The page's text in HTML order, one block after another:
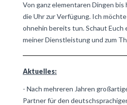
Von ganz elementaren Dingen
die Uhr zur Verfügung. Ich
ohnehin bereits tun. Schaut Euch
meiner Dienstleistung und zum
Aktuelles:
- Nach mehreren Jahren
Partner für den